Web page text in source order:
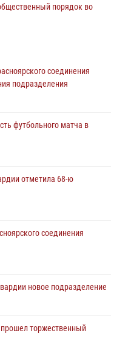
порядок во
РХБ защиты
подразделения
соединения
подразделения
футбольного матча в
отметила 68-ю
соединения
новое подразделение
торжественный